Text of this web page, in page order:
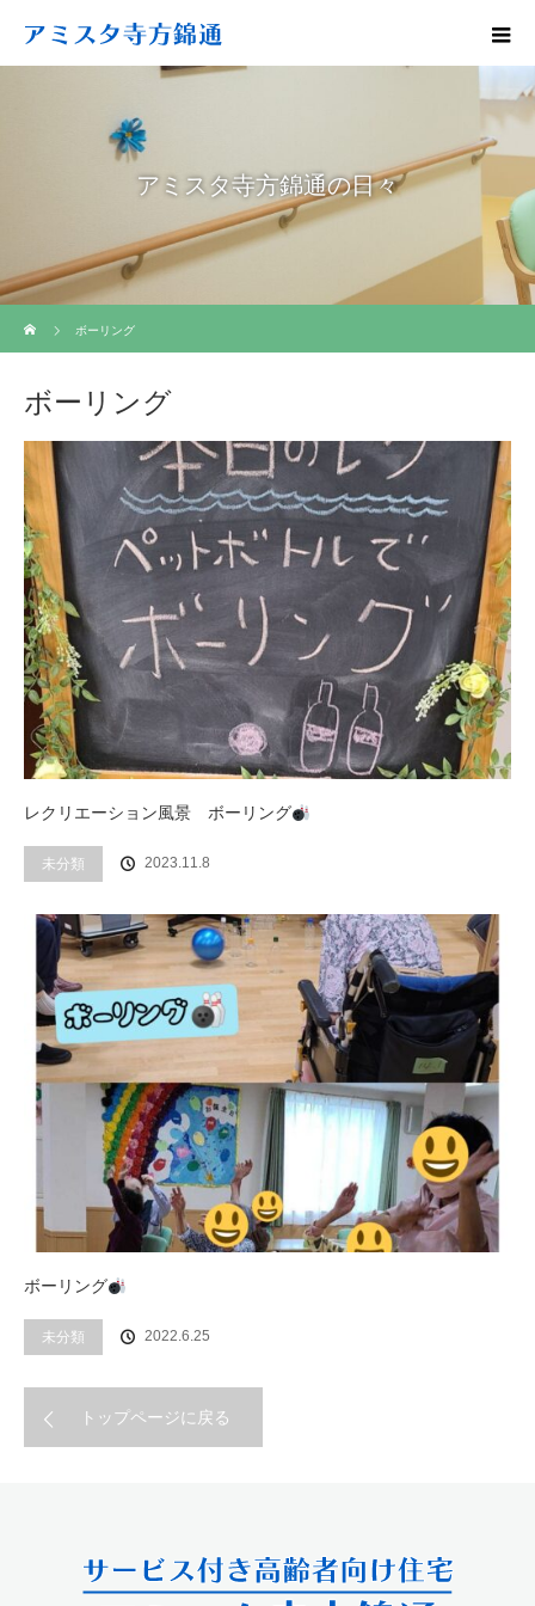
アミスタ寺方錦通の日々
ボーリング
ボーリング
レクリエーション風景 ボーリング
未分類 2023.11.8
ボーリング
未分類 2022.6.25
トップページに戻る